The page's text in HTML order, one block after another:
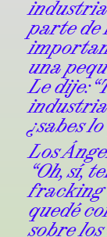
parte de
una
Le dije:
industria
¿sabes
Los
“Oh, sí,
fracking
quedé
sobre